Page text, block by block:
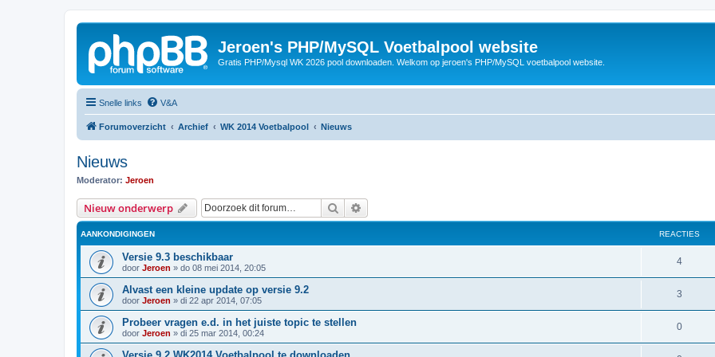
Jeroen's PHP/MySQL Voetbalpool website
Gratis PHP/Mysql WK 2026 pool downloaden. Welkom op jeroen's PHP/MySQL voetbalpool website.
Snelle links V&A
Forumoverzicht Archief WK 2014 Voetbalpool Nieuws
Nieuws
Moderator: Jeroen
Nieuw onderwerp Zoek
AANKONDIGINGEN REACTIES
Versie 9.3 beschikbaar
door Jeroen » do 08 mei 2014, 20:05
4R
e
c
t
Alvast een kleine update op versie 9.2
door Jeroen » di 22 apr 2014, 07:05
3R
e
Probeer vragen e.d. in het juiste topic te stellen
door Jeroen » di 25 mar 2014, 00:24
0R
e